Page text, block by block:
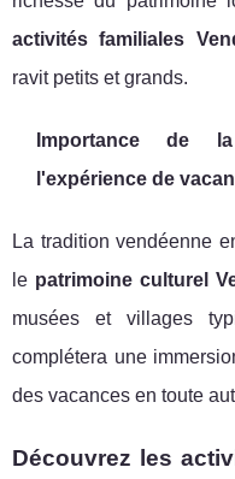
activités familiales
ravit petits et grands.
Importance de
l'expérience de
La tradition vendéenne
le patrimoine culturel
musées et villages
complétera une
des vacances en toute
Découvrez les